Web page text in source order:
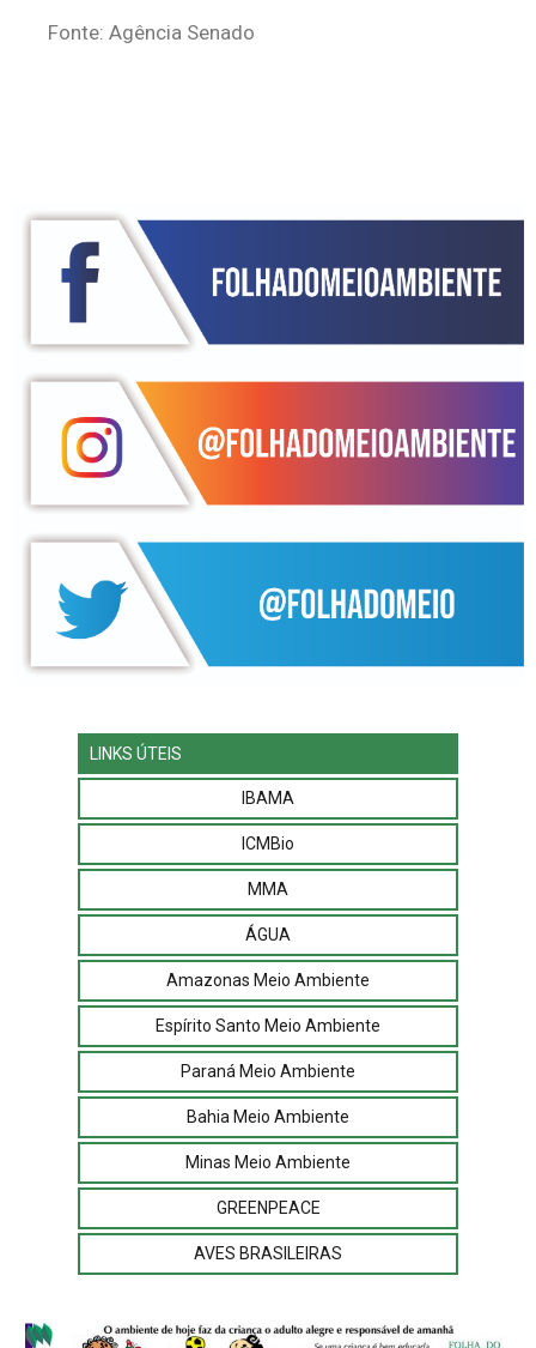
Fonte: Agência Senado
LINKS ÚTEIS
IBAMA
ICMBio
MMA
ÁGUA
Amazonas Meio Ambiente
Espírito Santo Meio Ambiente
Paraná Meio Ambiente
Bahia Meio Ambiente
Minas Meio Ambiente
GREENPEACE
AVES BRASILEIRAS